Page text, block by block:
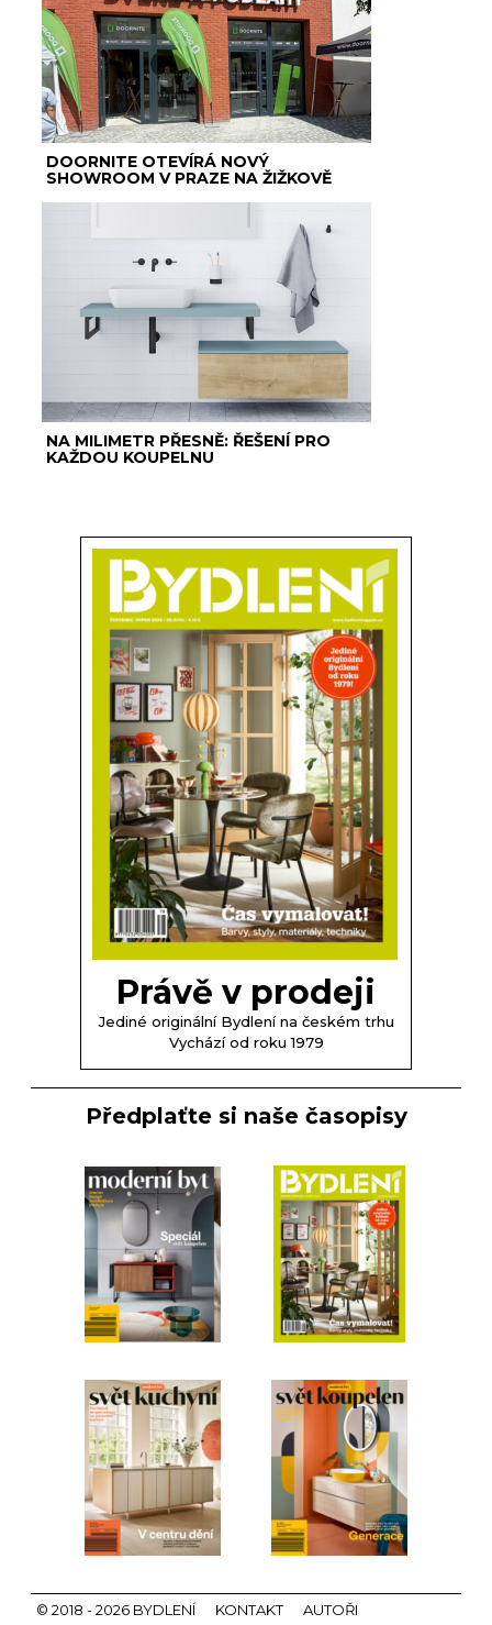
DOORNITE OTEVÍRÁ NOVÝ
SHOWROOM V PRAZE NA ŽIŽKOVĚ
NA MILIMETR PŘESNĚ: ŘEŠENÍ PRO
KAŽDOU KOUPELNU
Právě v prodeji
Jediné originální Bydlení na českém trhu
Vychází od roku 1979
Předplaťte si naše časopisy
© 2018 - 2026 BYDLENÍ KONTAKT AUTOŘI